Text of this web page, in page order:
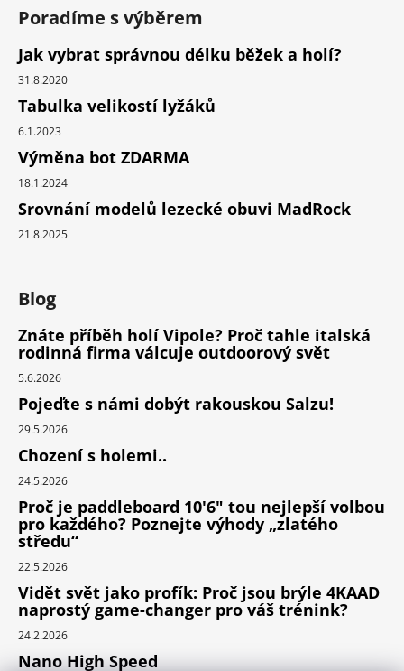
Poradíme s výběrem
Jak vybrat správnou délku běžek a holí?
31.8.2020
Tabulka velikostí lyžáků
6.1.2023
Výměna bot ZDARMA
18.1.2024
Srovnání modelů lezecké obuvi MadRock
21.8.2025
Blog
Znáte příběh holí Vipole? Proč tahle italská
rodinná firma válcuje outdoorový svět
5.6.2026
Pojeďte s námi dobýt rakouskou Salzu!
29.5.2026
Chození s holemi..
24.5.2026
Proč je paddleboard 10'6" tou nejlepší volbou
pro každého? Poznejte výhody „zlatého
středu“
22.5.2026
Vidět svět jako profík: Proč jsou brýle 4KAAD
naprostý game-changer pro váš trénink?
24.2.2026
Nano High Speed